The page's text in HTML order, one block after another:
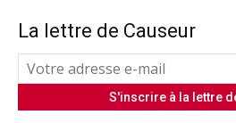
La lettre de Causeur